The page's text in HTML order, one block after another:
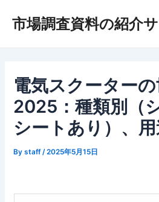
市場調査資料の紹介
電気スクーター
2025：種類別（
シートあり）、
Bystaff /2025年5月15日